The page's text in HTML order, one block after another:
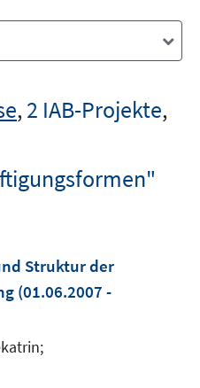
,2 IAB-Projekte,
Struktur der
(01.06.2007 -